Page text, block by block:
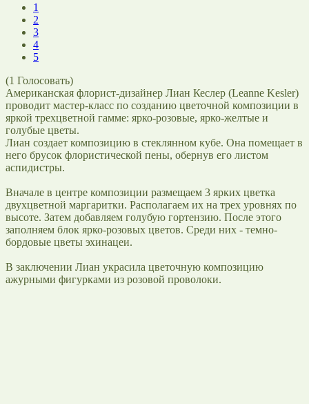
1
2
3
4
5
(1 Голосовать)
Американская флорист-дизайнер Лиан Кеслер (Leanne Kesler)
проводит мастер-класс по созданию цветочной композиции в
яркой трехцветной гамме: ярко-розовые, ярко-желтые и
голубые цветы.
Лиан создает композицию в стеклянном кубе. Она помещает в
него брусок флористической пены, обернув его листом
аспидистры.
Вначале в центре композиции размещаем 3 ярких цветка
двухцветной маргаритки. Располагаем их на трех уровнях по
высоте. Затем добавляем голубую гортензию. После этого
заполняем блок ярко-розовых цветов. Среди них - темно-
бордовые цветы эхинацеи.
В заключении Лиан украсила цветочную композицию
ажурными фигурками из розовой проволоки.